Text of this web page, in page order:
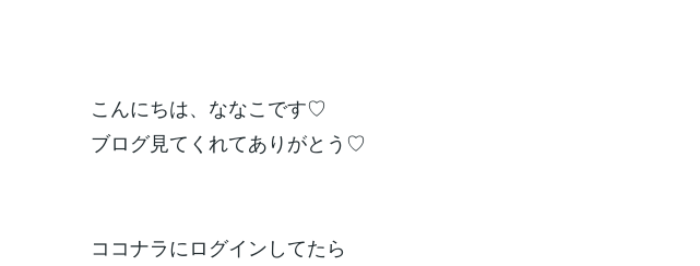
こんにちは、ななこです♡
ブログ見てくれてありがとう♡
ココナラにログインしてたら